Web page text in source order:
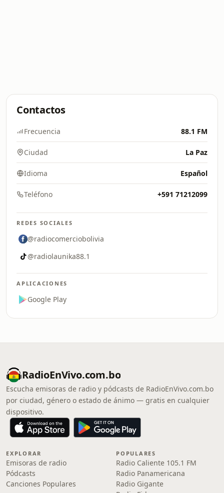
Contactos
Frecuencia 88.1 FM
Ciudad La Paz
Idioma Español
Teléfono +591 71212099
REDES SOCIALES
@radiocomerciobolivia
@radiolaunika88.1
APLICACIONES
Google Play
RadioEnVivo.com.bo
Escucha emisoras de radio y pódcasts de RadioEnVivo.com.bo
por ciudad, género o estado de ánimo — gratis en cualquier
dispositivo.
EXPLORAR
Emisoras de radio
Pódcasts
Canciones Populares
POPULARES
Radio Caliente 105.1 FM
Radio Panamericana
Radio Gigante